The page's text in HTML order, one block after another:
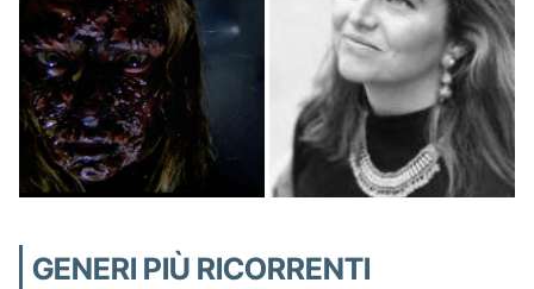
GENERI PIÙ RICORRENTI